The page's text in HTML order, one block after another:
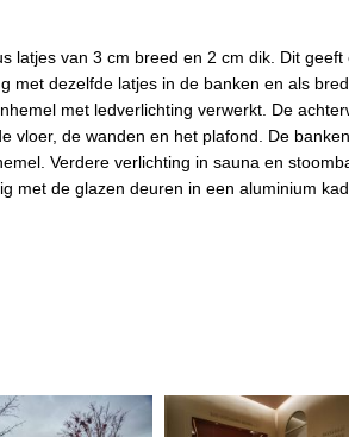
latjes van 3 cm breed en 2 cm dik. Dit geeft
met dezelfde latjes in de banken en als
met ledverlichting verwerkt. De
vloer, de wanden en het plafond. De
Verdere verlichting in sauna en
met de glazen deuren in een aluminium